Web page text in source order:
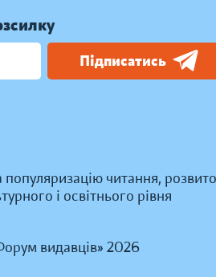
Підписатись
популяризацію читання,
і освітнього рівня
видавців» 2026